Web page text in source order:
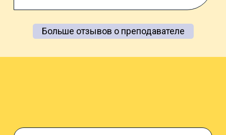
Больше отзывов о преподавателе